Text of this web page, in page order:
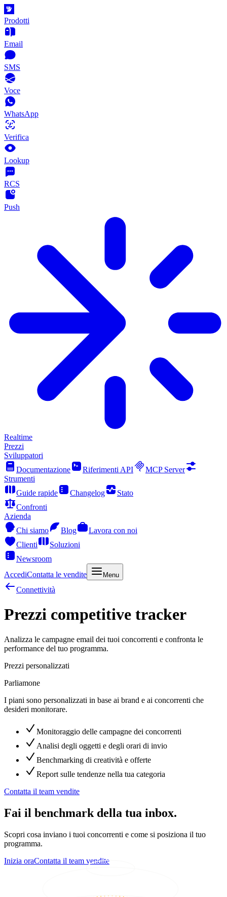
Prodotti
Email
SMS
Voce
WhatsApp
Verifica
Lookup
RCS
Push
Realtime
Prezzi
Sviluppatori
Documentazione
Riferimenti API
MCP Server
Strumenti
Guide rapide
Changelog
Stato
Confronti
Azienda
Chi siamo
Blog
Lavora con noi
Clienti
Soluzioni
Newsroom
AccediContatta le vendite Menu
Connettività
Prezzi competitive tracker
Analizza le campagne email dei tuoi concorrenti e confronta le
performance del tuo programma.
Prezzi personalizzati
Parliamone
I piani sono personalizzati in base ai brand e ai concorrenti che
desideri monitorare.
Monitoraggio delle campagne dei concorrenti
Analisi degli oggetti e degli orari di invio
Benchmarking di creatività e offerte
Report sulle tendenze nella tua categoria
Contatta il team vendite
Fai il benchmark della tua inbox.
Scopri cosa inviano i tuoi concorrenti e come si posiziona il tuo
programma.
Inizia oraContatta il team vendite